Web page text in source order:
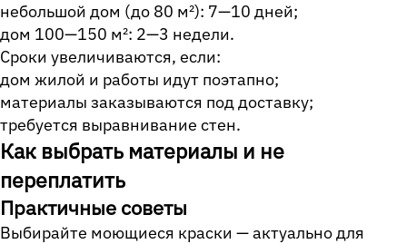
небольшой дом (до 80 м²): 7—10 дней;
дом 100—150 м²: 2—3 недели.
Сроки увеличиваются, если:
дом жилой и работы идут поэтапно;
материалы заказываются под доставку;
требуется выравнивание стен.
Как выбрать материалы и не
переплатить
Практичные советы
Выбирайте моющиеся краски — актуально для